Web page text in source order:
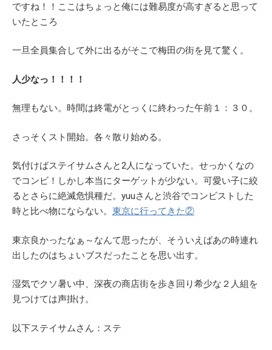
ですね！！ここはちょっと俺には難易度が高すぎると思って
いたところ
一旦全員集合して外に出るがそこで梅田の街を見て驚く。
人少なっ！！！！
無理もない。時間は終電がとっくに終わった午前１：３０。
さっそくスト開始。各々散り始める。
気付けばステイサムさんと2人になっていた。せっかくなの
でコンビ！しかし本当にターゲットが少ない。可愛い子に絞
るとさらに絶滅危惧種だ。yuuさんと渋谷でコンビストした
時と比べ物にならない。 東京に行ってきた②
東京良かったなぁ～なんて思ったが、そういえばあの時連れ
出したのはちょいブスだったことを思い出す。
湿気でクソ暑い中、深夜の商店街を歩き回り希少な２人組を
見つけては声掛け。
以下ステイサムさん：ステ